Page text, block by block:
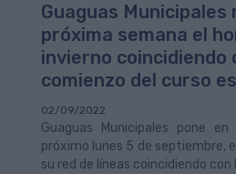
Guaguas Municipales
próxima semana el
invierno coincidiendo
comienzo del curso
02/09/2022
Guaguas Municipales pone
próximo lunes 5 de septiembre,
su red de líneas coincidiendo con